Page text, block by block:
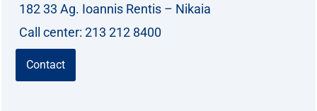
182 33 Ag. Ioannis Rentis – Nikaia
Call center: 213 212 8400
Contact